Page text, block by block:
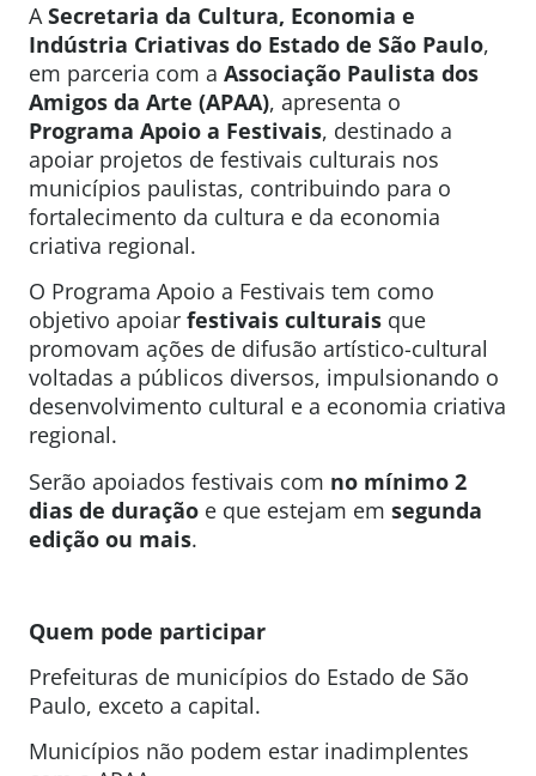
ASecretaria da Cultura, Economia e
Indústria Criativas do Estado de São Paulo,
em parceria com a Associação Paulista dos
Amigos da Arte (APAA), apresenta o
Programa Apoio a Festivais, destinado a
apoiar projetos de festivais culturais nos
municípios paulistas, contribuindo para o
fortalecimento da cultura e da economia
criativa regional.
O Programa Apoio a Festivais tem como
objetivo apoiar festivais culturais que
promovam ações de difusão artístico-cultural
voltadas a públicos diversos, impulsionando o
desenvolvimento cultural e a economia criativa
regional.
Serão apoiados festivais com no mínimo 2
dias de duração e que estejam em segunda
edição ou mais.
Quem pode participar
Prefeituras de municípios do Estado de São
Paulo, exceto a capital.
Municípios não podem estar inadimplentes